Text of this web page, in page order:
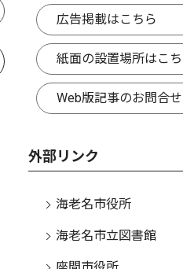
広告掲載はこちら
紙面の設置場所はこ
Web版記事のお問合
外部リンク
海老名市役所
海老名市立図書館